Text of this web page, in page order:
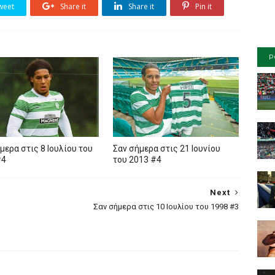
Share it Share it Pin it
στις 8 Ιουλίου του
Σαν σήμερα στις 21 Ιουνίου
του 2013 #4
Next
Σαν σήμερα στις 10 Ιουλίου του 1998 #3